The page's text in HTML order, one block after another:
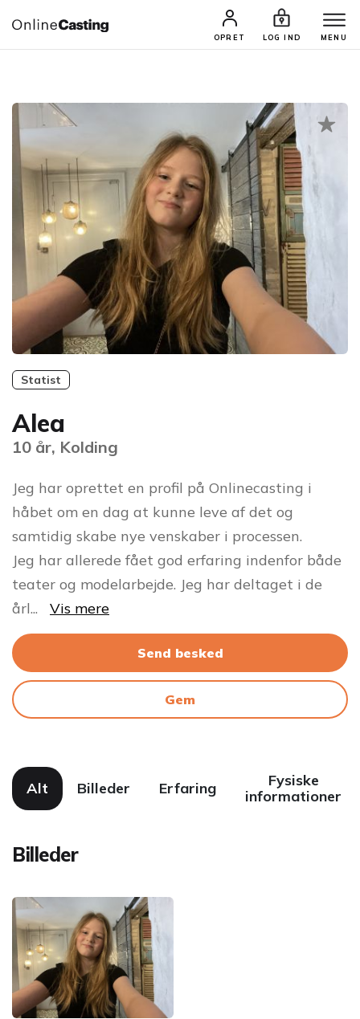
OPRET LOG IND MENU
CASTINGS & JOBS SØG PROFIL
Statist
Alea
10 år, Kolding
Jeg har oprettet en profil på Onlinecasting i
håbet om en dag at kunne leve af det og
samtidig skabe nye venskaber i processen.
Jeg har allerede fået god erfaring indenfor både
teater og modelarbejde. Jeg har deltaget i de
årl... Vis mere
Send besked
Gem
Alt Billeder Erfaring
Fysiske
informationer
Billeder